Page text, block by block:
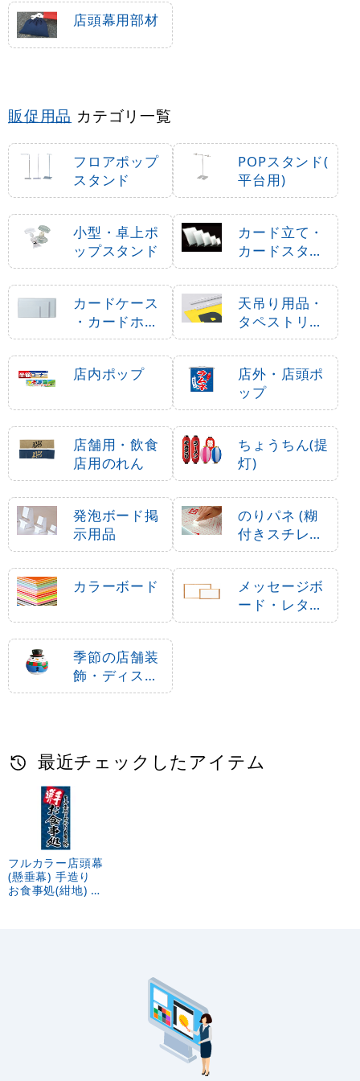
店頭幕用部材
販促用品 カテゴリ一覧
フロアポップ
スタンド
POPスタンド(
平台用)
小型・卓上ポ
ップスタンド
カード立て・
カードスタン
ド
カードケース
・カードホル
ダー
天吊り用品・
タペストリー
バー
店内ポップ
店外・店頭ポ
ップ
店舗用・飲食
店用のれん
ちょうちん(提
灯)
発泡ボード掲
示用品
のりパネ (糊
付きスチレン
ボード)
カラーボード
メッセージボ
ード・レター
ボード
季節の店舗装
飾・ディスプ
レイ・飾り付
最近チェックしたアイテム
フルカラー店頭幕
(懸垂幕) 手造り
お食事処(紺地) 素